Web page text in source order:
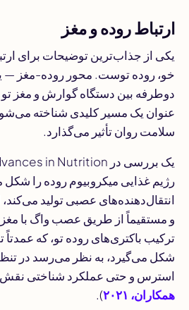
ارتباط روده و مغز
یکی از جذاب‌ترین توضیحات برای
خو، روده توست. محور روده-مغز —
دوطرفه بین دستگاه گوارش و مغز
عنوان یک مسیر کلیدی شناخته
سلامت روان تأثیر می‌گذارد.
یک بررسی در in Nutrition
رژیم غذایی میکروبیوم روده را شکل
انتقال‌دهنده‌های عصبی تولید می‌کند،
و مستقیماً از طریق عصب واگ با مغز
ترکیب باکتری‌های روده تو، که
شکل می‌گیرد، به نظر می‌رسد در
استرس و حتی عملکرد شناختی نقش
همکاران، ۲۰۲۱
).